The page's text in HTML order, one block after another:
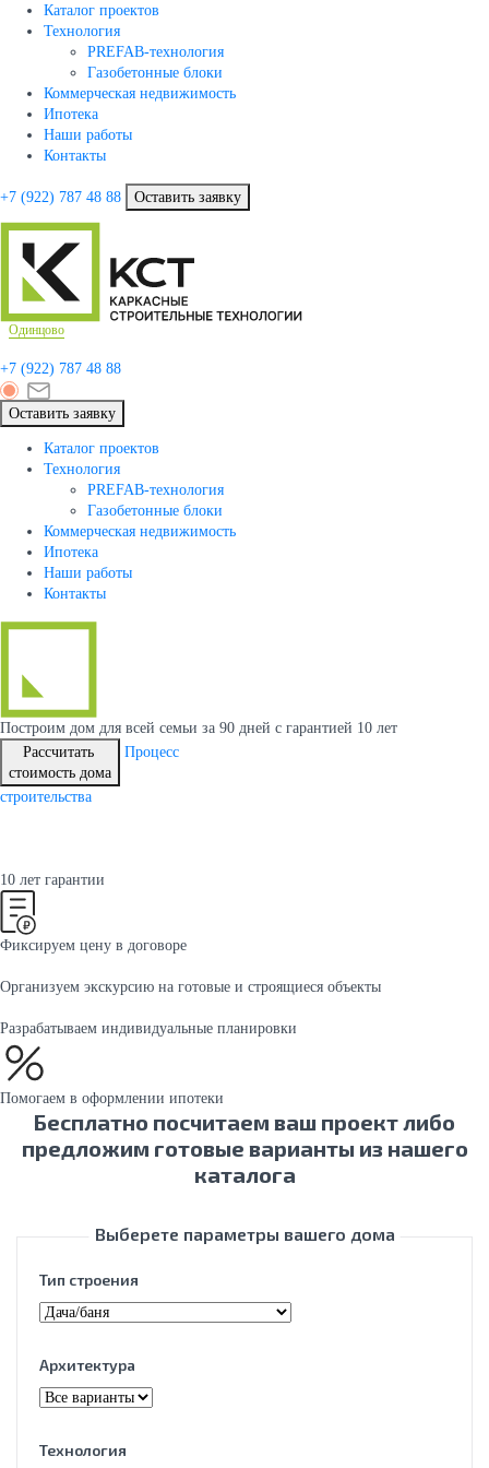
Каталог проектов
Технология
PREFAB-технология
Газобетонные блоки
Коммерческая недвижимость
Ипотека
Наши работы
Контакты
+7 (922) 787 48 88 Оставить заявку
Одинцово
+7 (922) 787 48 88
Оставить заявку
Каталог проектов
Технология
PREFAB-технология
Газобетонные блоки
Коммерческая недвижимость
Ипотека
Наши работы
Контакты
Построим дом для всей семьи за 90 дней с гарантией 10 лет
Рассчитать
стоимость дома
Процесс
строительства
10 лет гарантии
Фиксируем цену в договоре
Организуем экскурсию на готовые и строящиеся объекты
Разрабатываем индивидуальные планировки
Помогаем в оформлении ипотеки
Бесплатно посчитаем ваш проект либо
предложим готовые варианты из нашего
каталога
Выберете параметры вашего дома
Тип строения
Архитектура
Технология